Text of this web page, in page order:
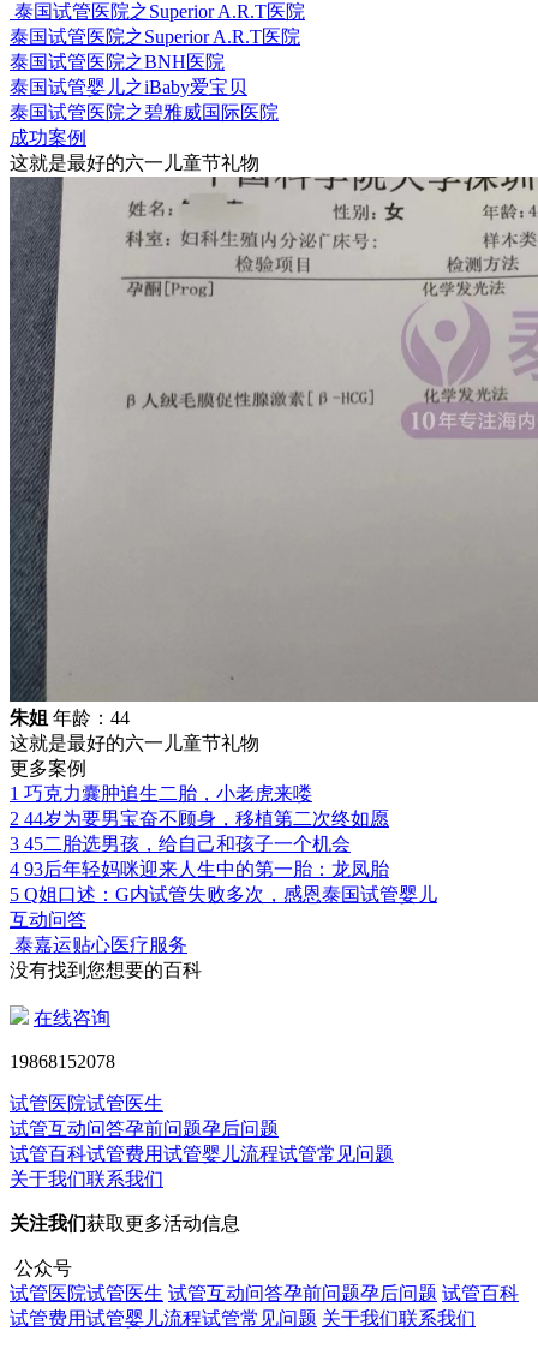
泰国试管医院之Superior A.R.T医院
泰国试管医院之Superior A.R.T医院
泰国试管医院之BNH医院
泰国试管婴儿之iBaby爱宝贝
泰国试管医院之碧雅威国际医院
成功案例
这就是最好的六一儿童节礼物
朱姐 年龄：44
这就是最好的六一儿童节礼物
更多案例
1 巧克力囊肿追生二胎，小老虎来喽
2 44岁为要男宝奋不顾身，移植第二次终如愿
3 45二胎选男孩，给自己和孩子一个机会
4 93后年轻妈咪迎来人生中的第一胎：龙凤胎
5 Q姐口述：G内试管失败多次，感恩泰国试管婴儿
互动问答
泰嘉运贴心医疗服务
没有找到您想要的百科
在线咨询
19868152078
试管医院试管医生
试管互动问答孕前问题孕后问题
试管百科试管费用试管婴儿流程试管常见问题
关于我们联系我们
关注我们获取更多活动信息
公众号
试管医院试管医生 试管互动问答孕前问题孕后问题 试管百科
试管费用试管婴儿流程试管常见问题 关于我们联系我们